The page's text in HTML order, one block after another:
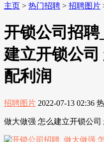
主页 > 热门招聘 > 招聘图片
开锁公司招
建立开锁公
配利润
招聘图片 2022-07-13 02:36
做大做强 怎么建立开锁公